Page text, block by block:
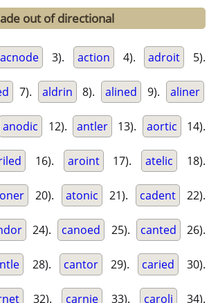
out of directional
acnode 3). action 4). adroit 5).
7). aldrin 8). alined 9). aliner
anodic 12). antler 13). aortic 14).
16). aroint 17). atelic 18).
20). atonic 21). cadent 22).
24). canoed 25). canted 26).
28). cantor 29). caried 30).
32). carnie 33). caroli 34).